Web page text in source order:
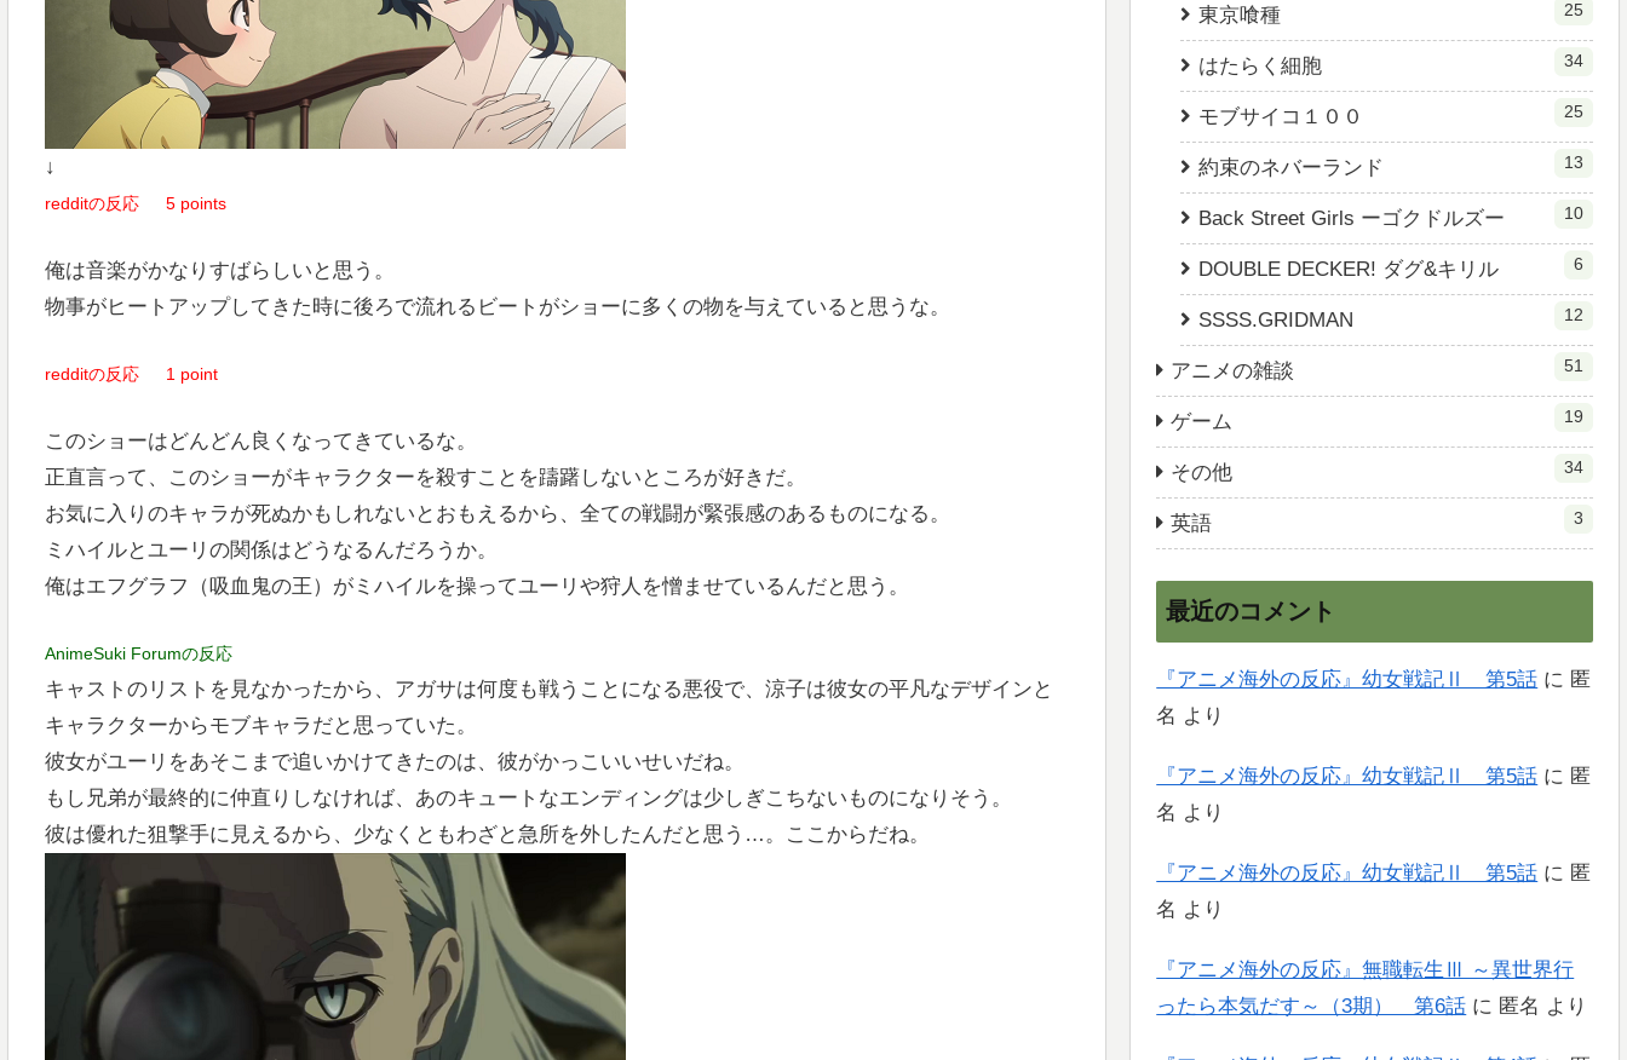
↓
redditの反応 5 points
俺は音楽がかなりすばらしいと思う。
物事がヒートアップしてきた時に後ろで流れるビートがショーに多くの物を与えていると思うな。
redditの反応 1 point
このショーはどんどん良くなってきているな。
正直言って、このショーがキャラクターを殺すことを躊躇しないところが好きだ。
お気に入りのキャラが死ぬかもしれないとおもえるから、全ての戦闘が緊張感のあるものになる。
ミハイルとユーリの関係はどうなるんだろうか。
俺はエフグラフ（吸血鬼の王）がミハイルを操ってユーリや狩人を憎ませているんだと思う。
AnimeSuki Forumの反応
キャストのリストを見なかったから、アガサは何度も戦うことになる悪役で、涼子は彼女の平凡なデザインと
キャラクターからモブキャラだと思っていた。
彼女がユーリをあそこまで追いかけてきたのは、彼がかっこいいせいだね。
もし兄弟が最終的に仲直りしなければ、あのキュートなエンディングは少しぎこちないものになりそう。
彼は優れた狙撃手に見えるから、少なくともわざと急所を外したんだと思う…。ここからだね。
東京喰種 25
はたらく細胞 34
モブサイコ１００ 25
約束のネバーランド 13
Back Street Girls ーゴクドルズー 10
DOUBLE DECKER! ダグ&キリル 6
SSSS.GRIDMAN 12
アニメの雑談 51
ゲーム 19
その他 34
英語 3
最近のコメント
『アニメ海外の反応』幼女戦記Ⅱ 第5話 に 匿
名 より
『アニメ海外の反応』幼女戦記Ⅱ 第5話 に 匿
名 より
『アニメ海外の反応』幼女戦記Ⅱ 第5話 に 匿
名 より
『アニメ海外の反応』無職転生Ⅲ ～異世界行
ったら本気だす～（3期） 第6話 に 匿名 より